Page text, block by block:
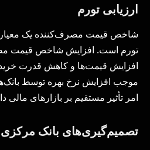
ارزیابی تورم
شاخص قیمت مصرف‌کننده یک معیار
تورم است. افزایش شاخص قیمت
افزایش قیمت‌ها و کاهش قدرت خرید
موجب افزایش نرخ بهره توسط
امر تأثیر مستقیم بر بازارهای مالی
تصمیم‌گیری‌های بانک مرکزی